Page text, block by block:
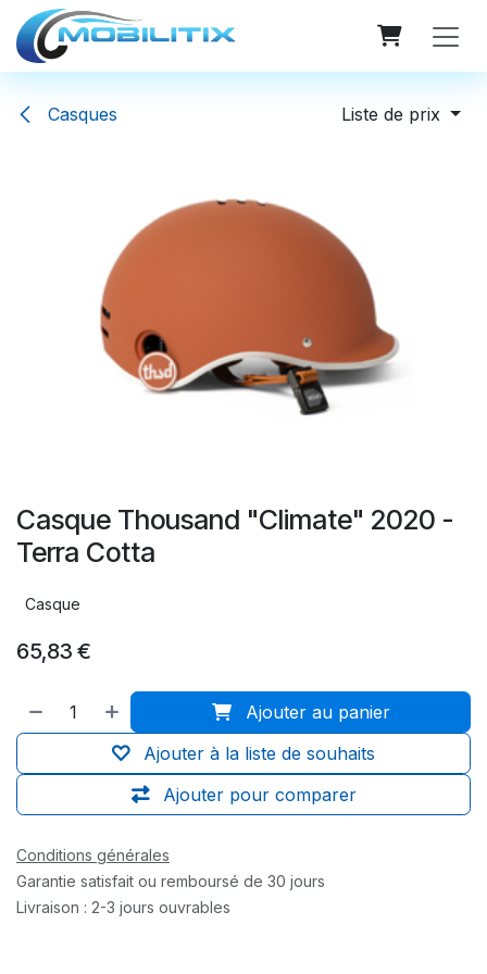
Se rendre au contenu
Casques Liste de prix
Casque Thousand "Climate" 2020 -
Terra Cotta
Casque
65,83 €
Ajouter au panier
Ajouter pour comparer
Ajouter à la liste de souhaits
Conditions générales
Garantie satisfait ou remboursé de 30 jours
Livraison : 2-3 jours ouvrables